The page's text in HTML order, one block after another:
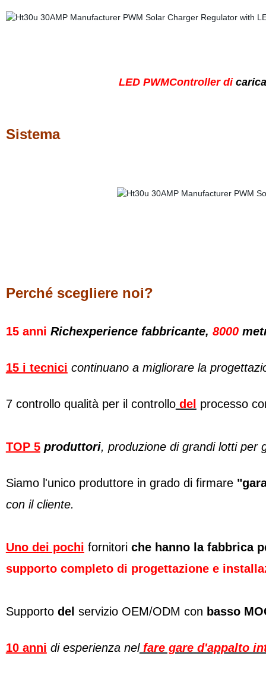
LED PWMController di
Sistema
Perché scegliere noi?
15 anni Richexperience fabbricante, 8000
15 i tecnici continuano a migliorare la
7 controllo qualità per il controllodel processo
TOP 5produttori, produzione di grandi lotti per
Siamo l'unico produttore in grado di firmare
con il cliente.
Uno dei pochi fornitoriche hanno la fabbrica
supporto completo di progettazione e
Supportodel servizio OEM/ODM con basso
10 anni di esperienza nelfare gare d'appalto